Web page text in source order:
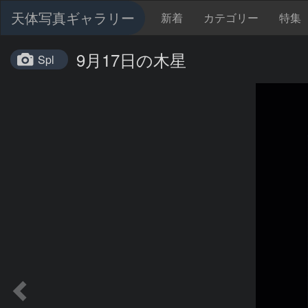
天体写真ギャラリー 新着 カテゴリー 特集
Spl 9月17日の木星